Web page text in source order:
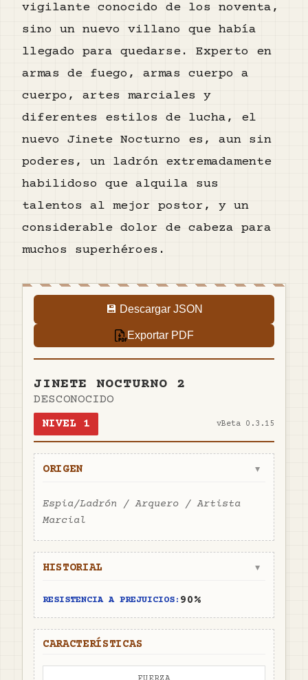
vigilante conocido de los noventa,
sino un nuevo villano que había
llegado para quedarse. Experto en
armas de fuego, armas cuerpo a
cuerpo, artes marciales y
diferentes estilos de lucha, el
nuevo Jinete Nocturno es, aun sin
poderes, un ladrón extremadamente
habilidoso que alquila sus
talentos al mejor postor, y un
considerable dolor de cabeza para
muchos superhéroes.
💾 Descargar JSON
Exportar PDF
JINETE NOCTURNO 2
DESCONOCIDO
NIVEL 1 vBeta 0.3.15
ORIGEN ▼
Espia/Ladrón / Arquero / Artista
Marcial
HISTORIAL ▼
RESISTENCIA A PREJUICIOS: 90%
CARACTERÍSTICAS